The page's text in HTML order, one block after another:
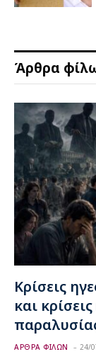
Άρθρα
Κρίσεις
και
ΑΡΘΡΑ ΦΙΛΩΝ 24/